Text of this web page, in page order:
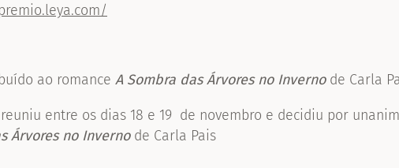
ao romance A Sombra das Árvores no Invernode Carla
reuniu entre os dias 18 e 19 de novembro e decidiu por
Árvores no Invernode Carla Pais